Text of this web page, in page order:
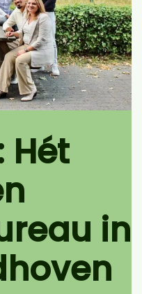
Hét
in